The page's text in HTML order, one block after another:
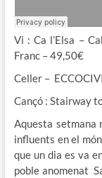
Vi : Ca l’Elsa –
Franc – 49,50€
Celler –
Cançó : Stairway
Aquesta setmana
influents en el
que un dia es va
poble anomenat